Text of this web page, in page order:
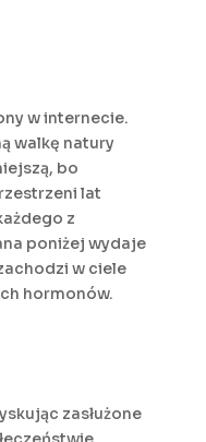
w internecie.
walkę natury
bo
lat
z
poniżej wydaje
w ciele
hormonów.
zasłużone